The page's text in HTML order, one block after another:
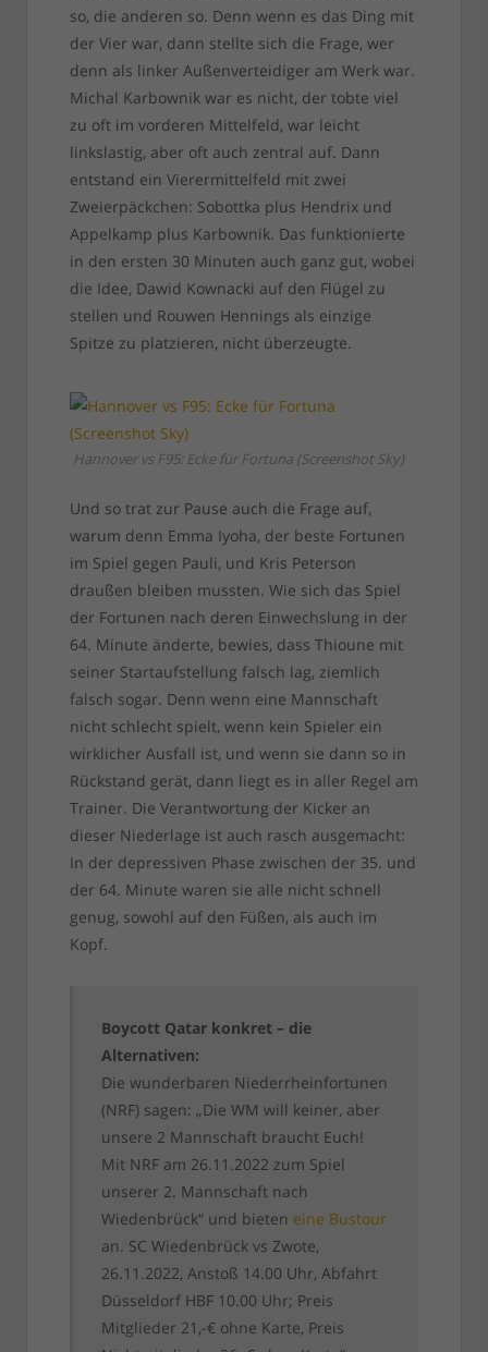
so, die anderen so. Denn wenn es das Ding mit
der Vier war, dann stellte sich die Frage, wer
denn als linker Außenverteidiger am Werk war.
Michal Karbownik war es nicht, der tobte viel
zu oft im vorderen Mittelfeld, war leicht
linkslastig, aber oft auch zentral auf. Dann
entstand ein Vierermittelfeld mit zwei
Zweierpäckchen: Sobottka plus Hendrix und
Appelkamp plus Karbownik. Das funktionierte
in den ersten 30 Minuten auch ganz gut, wobei
die Idee, Dawid Kownacki auf den Flügel zu
stellen und Rouwen Hennings als einzige
Spitze zu platzieren, nicht überzeugte.
Hannover vs F95: Ecke für Fortuna (Screenshot Sky)
Und so trat zur Pause auch die Frage auf,
warum denn Emma Iyoha, der beste Fortunen
im Spiel gegen Pauli, und Kris Peterson
draußen bleiben mussten. Wie sich das Spiel
der Fortunen nach deren Einwechslung in der
64. Minute änderte, bewies, dass Thioune mit
seiner Startaufstellung falsch lag, ziemlich
falsch sogar. Denn wenn eine Mannschaft
nicht schlecht spielt, wenn kein Spieler ein
wirklicher Ausfall ist, und wenn sie dann so in
Rückstand gerät, dann liegt es in aller Regel am
Trainer. Die Verantwortung der Kicker an
dieser Niederlage ist auch rasch ausgemacht:
In der depressiven Phase zwischen der 35. und
der 64. Minute waren sie alle nicht schnell
genug, sowohl auf den Füßen, als auch im
Kopf.
Boycott Qatar konkret – die
Alternativen:
Die wunderbaren Niederrheinfortunen
(NRF) sagen: „Die WM will keiner, aber
unsere 2 Mannschaft braucht Euch!
Mit NRF am 26.11.2022 zum Spiel
unserer 2. Mannschaft nach
Wiedenbrück“ und bieten eine Bustour
an. SC Wiedenbrück vs Zwote,
26.11.2022, Anstoß 14.00 Uhr, Abfahrt
Düsseldorf HBF 10.00 Uhr; Preis
Mitglieder 21,-€ ohne Karte, Preis